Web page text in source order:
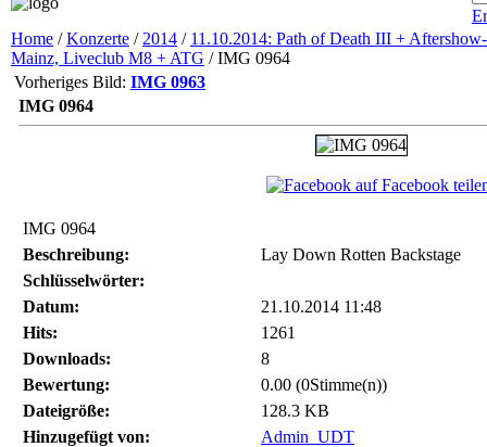
Home /Konzerte / 2014 / 11.10.2014: Path of Death III +
Mainz, Liveclub M8 + ATG / IMG 0964
Vorheriges Bild: IMG 0963
IMG 0964
auf Facebook
IMG 0964
Beschreibung:
Lay Down Rotten Backstage
Schlüsselwörter:
Datum:
21.10.2014 11:48
Hits:
1261
Downloads:
8
Bewertung:
0.00 (0Stimme(n))
Dateigröße:
128.3 KB
Hinzugefügt von:
Admin_UDT